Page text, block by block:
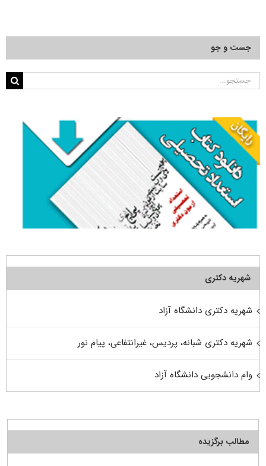
جست و جو
جستجو
شهریه دکتری
شهریه دکتری دانشگاه آزاد
شهریه دکتری شبانه، پردیس، غیرانتفاعی، پیام نور
وام دانشجویی دانشگاه آزاد
مطالب برگزیده